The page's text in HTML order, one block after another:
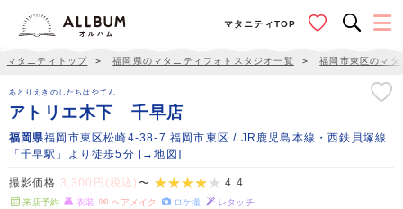
マタニティTOP
マタニティトップ ＞ 福岡県のマタニティフォトスタジオ一覧 ＞ 福岡市東区のマ
あとりえきのしたちはやてん
アトリエ木下 千早店
福岡県福岡市東区松崎4-38-7 福岡市東区 / JR鹿児島本線・西鉄貝塚線
「千早駅」より徒歩5分 [→地図]
撮影価格 3,300円(税込) 〜 4.4
来店予約 衣装 ヘアメイク ロケ撮 レタッチ